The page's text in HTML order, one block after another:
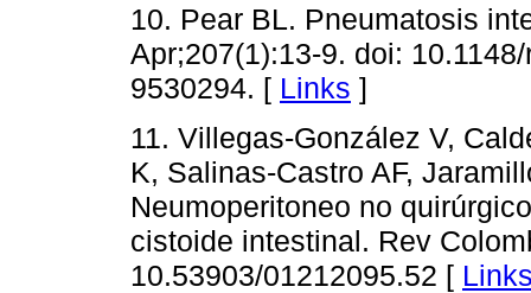
10. Pear BL. Pneumatosis
Apr;207(1):13-9. doi:
9530294. [ Links ]
11. Villegas-González V,
K, Salinas-Castro AF,
Neumoperitoneo no
cistoide intestinal. Rev
10.53903/01212095.52 [